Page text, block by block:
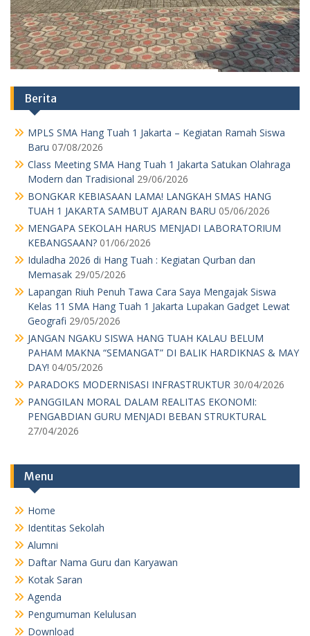
Berita
MPLS SMA Hang Tuah 1 Jakarta – Kegiatan Ramah Siswa
Baru 07/08/2026
Class Meeting SMA Hang Tuah 1 Jakarta Satukan Olahraga
Modern dan Tradisional 29/06/2026
BONGKAR KEBIASAAN LAMA! LANGKAH SMAS HANG
TUAH 1 JAKARTA SAMBUT AJARAN BARU 05/06/2026
MENGAPA SEKOLAH HARUS MENJADI LABORATORIUM
KEBANGSAAN? 01/06/2026
Iduladha 2026 di Hang Tuah : Kegiatan Qurban dan
Memasak 29/05/2026
Lapangan Riuh Penuh Tawa Cara Saya Mengajak Siswa
Kelas 11 SMA Hang Tuah 1 Jakarta Lupakan Gadget Lewat
Geografi 29/05/2026
JANGAN NGAKU SISWA HANG TUAH KALAU BELUM
PAHAM MAKNA “SEMANGAT” DI BALIK HARDIKNAS & MAY
DAY! 04/05/2026
PARADOKS MODERNISASI INFRASTRUKTUR 30/04/2026
PANGGILAN MORAL DALAM REALITAS EKONOMI:
PENGABDIAN GURU MENJADI BEBAN STRUKTURAL
27/04/2026
Menu
Home
Identitas Sekolah
Alumni
Daftar Nama Guru dan Karyawan
Kotak Saran
Agenda
Pengumuman Kelulusan
Download